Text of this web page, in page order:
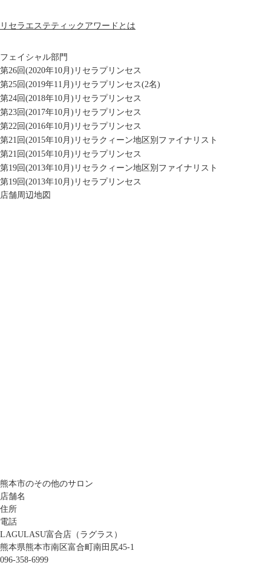
リセラエステティックアワードとは
フェイシャル部門
第26回(2020年10月)リセラプリンセス
第25回(2019年11月)リセラプリンセス(2名)
第24回(2018年10月)リセラプリンセス
第23回(2017年10月)リセラプリンセス
第22回(2016年10月)リセラプリンセス
第21回(2015年10月)リセラクィーン地区別ファイナリスト
第21回(2015年10月)リセラプリンセス
第19回(2013年10月)リセラクィーン地区別ファイナリスト
第19回(2013年10月)リセラプリンセス
店舗周辺地図
熊本市のその他のサロン
店舗名
住所
電話
LAGULASU富合店（ラグラス）
熊本県熊本市南区富合町南田尻45-1
096-358-6999